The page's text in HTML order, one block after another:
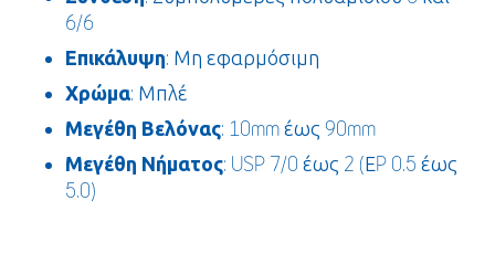
6/6
Επικάλυψη: Μη εφαρμόσιμη
Χρώμα: Μπλέ
Μεγέθη Βελόνας: 10mm έως 90mm
Μεγέθη Νήματος: USP 7/0 έως 2 (ΕP 0.5 έως
5.0)